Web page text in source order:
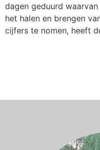
dagen geduurd
het halen en brengen
cijfers te nomen, heeft